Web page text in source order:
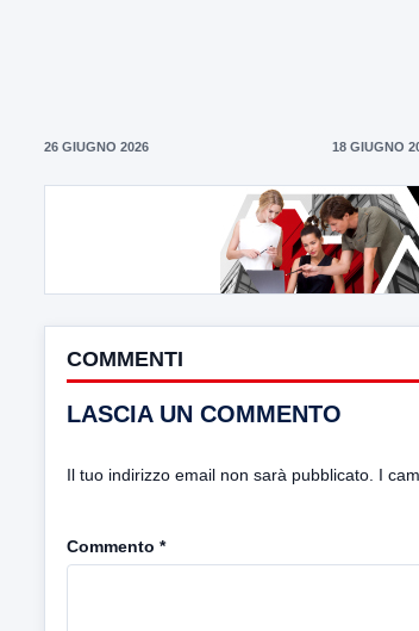
26 GIUGNO 2026 18 GIUGNO
COMMENTI
LASCIA UN COMMENTO
Il tuo indirizzo email non sarà pubblicato. I
Commento *